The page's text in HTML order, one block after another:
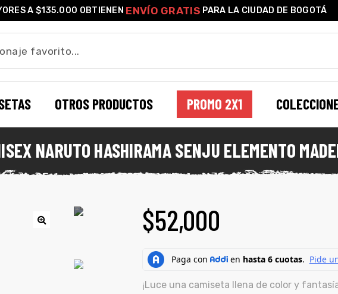
A $135.000 OBTIENEN ENVÍO GRATIS PARA LA CIUDAD DE BOGOTÁ
OTROS PRODUCTOS PROMO 2X1
NARUTO HASHIRAMA SENJU ELEMENTO
$52,000
¡Luce una camiseta llena de color y